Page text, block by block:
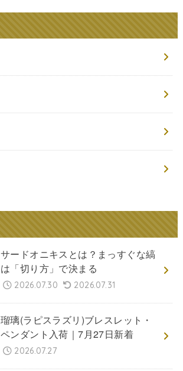
サードオニキスとは？まっすぐな縞
は「切り方」で決まる
2026.07.30 2026.07.31
瑠璃(ラピスラズリ)ブレスレット・
ペンダント入荷｜7月27日新着
2026.07.27